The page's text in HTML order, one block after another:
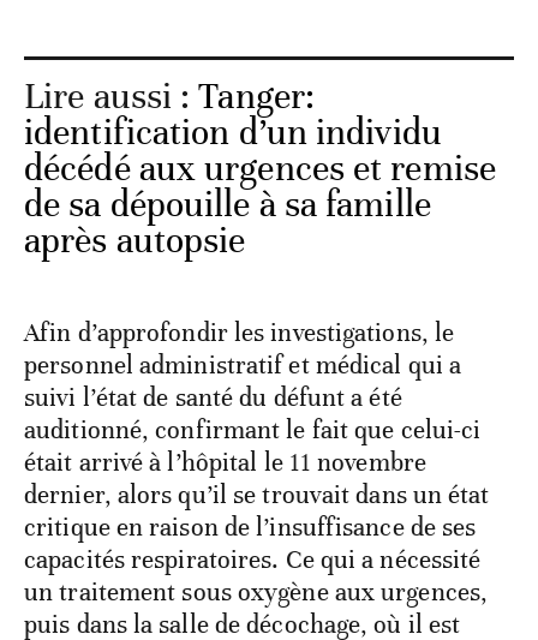
Lire aussi :Tanger:
identification d’un individu
décédé aux urgences et remise
de sa dépouille à sa famille
après autopsie
Afin d’approfondir les investigations, le
personnel administratif et médical qui a
suivi l’état de santé du défunt a été
auditionné, confirmant le fait que celui-ci
était arrivé à l’hôpital le 11 novembre
dernier, alors qu’il se trouvait dans un état
critique en raison de l’insuffisance de ses
capacités respiratoires. Ce qui a nécessité
un traitement sous oxygène aux urgences,
puis dans la salle de décochage, où il est